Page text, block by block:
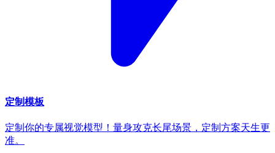
定制模板
定制你的专属视觉模型！量身攻克长尾场景，定制方案天生更
准。